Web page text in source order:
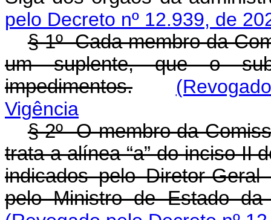
pelo Decreto nº 12.939, de
§ 1º Cada membro da
um suplente, que o
impedimentos.
Vigência
§ 2º O membro da
trata a alínea “a” do inciso II
indicados pelo Diretor-
pelo Ministro de Estado